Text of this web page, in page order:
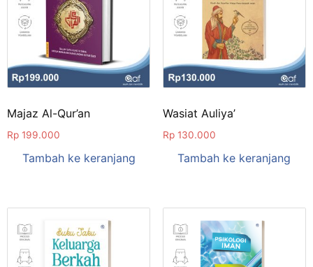
Majaz Al-Qur’an
Rp 199.000
Tambah ke keranjang
Wasiat Auliya’
Rp130.000
Tambah ke keranjang